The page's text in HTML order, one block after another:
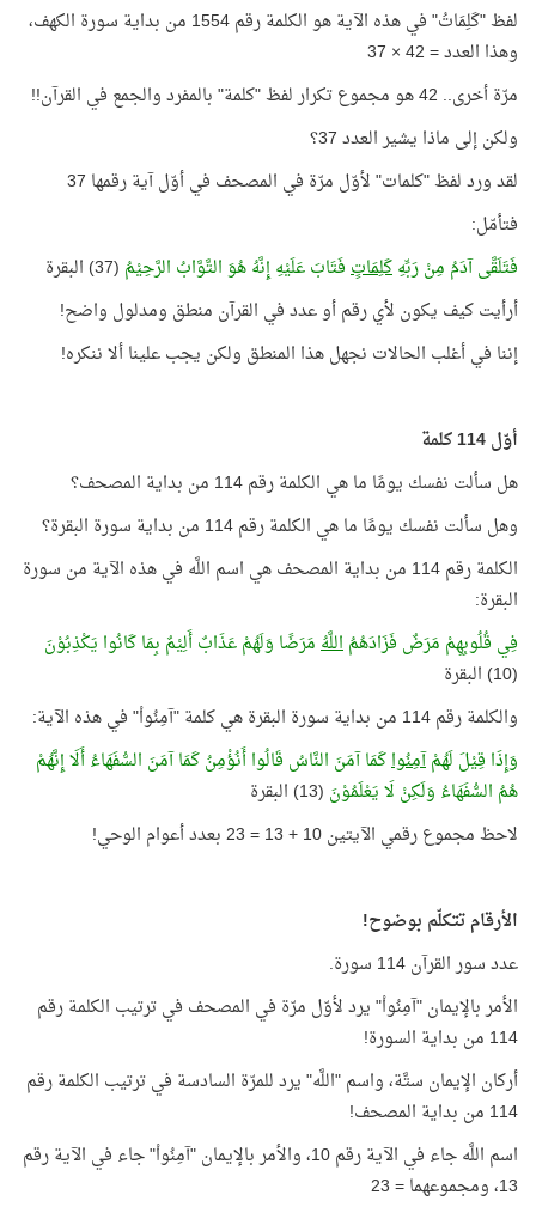
لفظ "كَلِمَاتُ" في هذه الآية هو الكلمة رقم 1554 من بداية سورة الكهف،
وهذا العدد = 42 × 37
مرّة أخرى.. 42 هو مجموع تكرار لفظ "كلمة" بالمفرد والجمع في القرآن!!
ولكن إلى ماذا يشير العدد 37؟
لقد ورد لفظ "كلمات" لأوّل مرّة في المصحف في أوّل آية رقمها 37
فتأمّل:
فَتَلَقَّى آدَمُ مِنْ رَبِّهِكَلِمَاتٍفَتَابَ عَلَيْهِ إِنَّهُ هُوَ التَّوَّابُ الرَّحِيْمُ (37) البقرة
أرأيت كيف يكون لأي رقم أو عدد في القرآن منطق ومدلول واضح!
إننا في أغلب الحالات نجهل هذا المنطق ولكن يجب علينا ألا ننكره!
أوّل 114 كلمة
هل سألت نفسك يومًا ما هي الكلمة رقم 114 من بداية المصحف؟
وهل سألت نفسك يومًا ما هي الكلمة رقم 114 من بداية سورة البقرة؟
الكلمة رقم 114 من بداية المصحف هي اسم اللَّه في هذه الآية من سورة
البقرة:
فِي قُلُوبِهِمْ مَرَضٌ فَزَادَهُمُاللَّهُمَرَضًا وَلَهُمْ عَذَابٌ أَلِيْمٌ بِمَا كَانُوا يَكْذِبُوْنَ
(10) البقرة
والكلمة رقم 114 من بداية سورة البقرة هي كلمة "آمِنُواْ" في هذه الآية:
وَإِذَا قِيْلَ لَهُمْآمِنُواكَمَا آمَنَ النَّاسُ قَالُوا أَنُؤْمِنُ كَمَا آمَنَ السُّفَهَاءُ أَلَا إِنَّهُمْ
هُمُ السُّفَهَاءُ وَلَكِنْ لَا يَعْلَمُوْنَ (13) البقرة
لاحظ مجموع رقمي الآيتين 10 + 13 = 23 بعدد أعوام الوحي!
الأرقام تتكلّم بوضوح!
عدد سور القرآن 114 سورة.
الأمر بالإيمان "آمِنُواْ" يرد لأوّل مرّة في المصحف في ترتيب الكلمة رقم
114 من بداية السورة!
أركان الإيمان ستَّة، واسم "اللَّه" يرد للمرّة السادسة في ترتيب الكلمة رقم
114 من بداية المصحف!
اسم اللَّه جاء في الآية رقم 10، والأمر بالإيمان "آمِنُواْ" جاء في الآية رقم
13، ومجموعهما = 23